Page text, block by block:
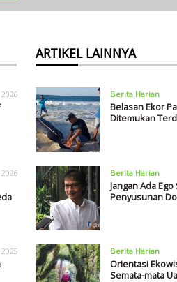
ARTIKEL LAINNYA
Berita Harian
Belasan Ekor
Ditemukan
Berita Harian
Jangan Ada
Penyusunan
Berita Harian
Orientasi
Semata-mata